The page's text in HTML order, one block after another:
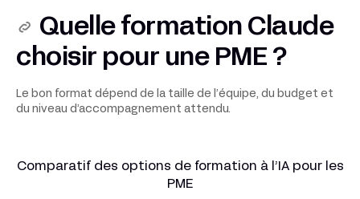
Quelle formation Claude
choisir pour une PME ?
Le bon format dépend de la taille de l’équipe, du budget et
du niveau d’accompagnement attendu.
Comparatif des options de formation à l’IA pour les
PME